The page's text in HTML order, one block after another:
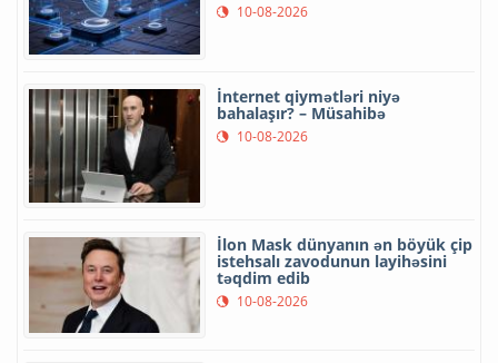
10-08-2026
İnternet qiymətləri niyə
bahalaşır? – Müsahibə
10-08-2026
İlon Mask dünyanın ən böyük çip
istehsalı zavodunun layihəsini
təqdim edib
10-08-2026